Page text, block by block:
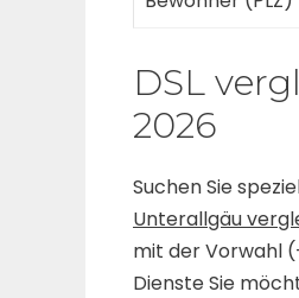
DSL
2026
Suchen Sie
Unterallgäu
mit der Vorwahl
Dienste Sie